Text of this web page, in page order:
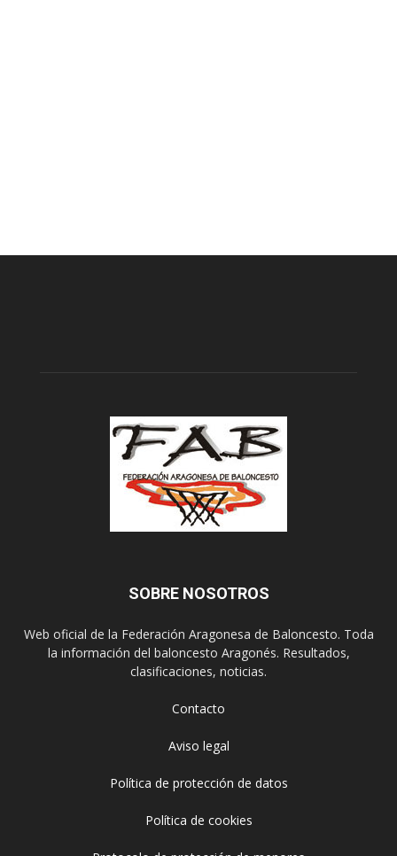
SOBRE NOSOTROS
Web oficial de la Federación Aragonesa de Baloncesto. Toda
la información del baloncesto Aragonés. Resultados,
clasificaciones, noticias.
Contacto
Aviso legal
Política de protección de datos
Política de cookies